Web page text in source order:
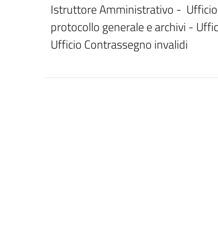
Istruttore Amministrativo -
protocollo generale e archivi -
Ufficio Contrassegno invalidi